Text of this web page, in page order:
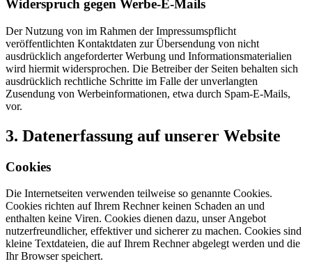
Widerspruch gegen Werbe-E-Mails
Der Nutzung von im Rahmen der Impressumspflicht
veröffentlichten Kontaktdaten zur Übersendung von nicht
ausdrücklich angeforderter Werbung und Informationsmaterialien
wird hiermit widersprochen. Die Betreiber der Seiten behalten sich
ausdrücklich rechtliche Schritte im Falle der unverlangten
Zusendung von Werbeinformationen, etwa durch Spam-E-Mails,
vor.
3. Datenerfassung auf unserer Website
Cookies
Die Internetseiten verwenden teilweise so genannte Cookies.
Cookies richten auf Ihrem Rechner keinen Schaden an und
enthalten keine Viren. Cookies dienen dazu, unser Angebot
nutzerfreundlicher, effektiver und sicherer zu machen. Cookies sind
kleine Textdateien, die auf Ihrem Rechner abgelegt werden und die
Ihr Browser speichert.